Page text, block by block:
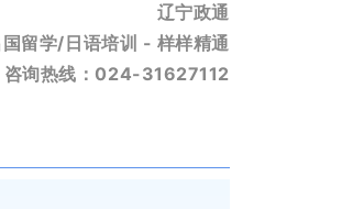
辽宁政通
留学/日语培训 - 样样精通
咨询热线：024-31627112